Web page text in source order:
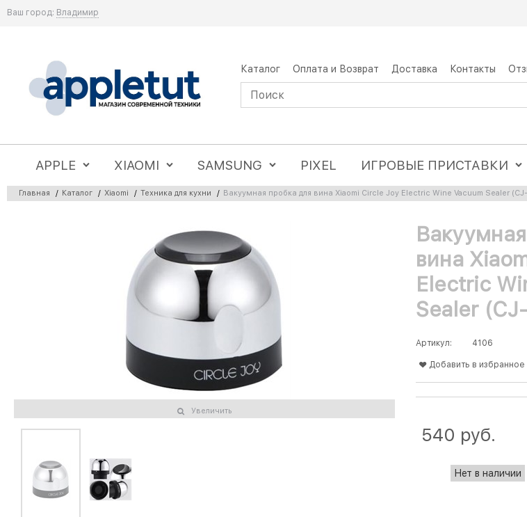
Ваш город: Владимир
Каталог Оплата и Возврат Доставка Контакты
APPLE XIAOMI SAMSUNG PIXEL ИГРОВЫЕ ПРИСТАВКИ
Главная / Каталог / Xiaomi / Техника для кухни / Вакуумная пробка для вина Xiaomi Circle Joy Electric Wine Vacuum Sealer
Увеличить
вина
Electric
Sealer
Артикул: 4106
Добавить в избранное
540 руб.
Нет в наличии